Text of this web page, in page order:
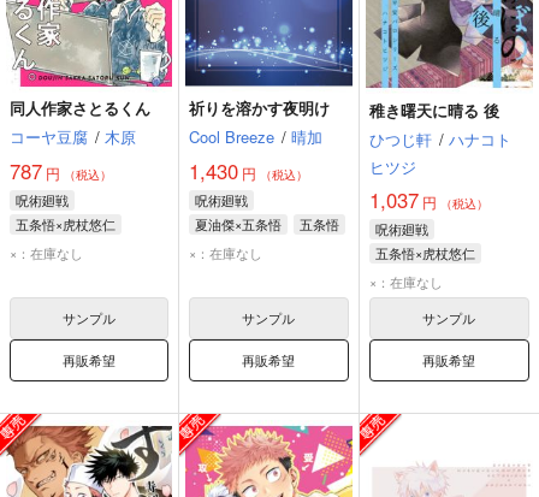
同人作家さとるくん
コーヤ豆腐 / 木原
787 円 （税込）
呪術廻戦
五条悟×虎杖悠仁
五条悟
虎杖悠仁
×：在庫なし
サンプル
再販希望
祈りを溶かす夜明け
Cool Breeze / 晴加
1,430 円 （税込）
呪術廻戦
夏油傑×五条悟
五条悟
夏油傑
伏黒恵
×：在庫なし
サンプル
再販希望
稚き曙天に晴る 後
ひつじ軒 / ハナコト
ヒツジ
1,037円 （税込）
呪術廻戦
五条悟×虎杖悠仁
×：在庫なし
サンプル
再販希望